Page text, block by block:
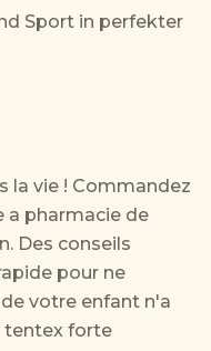
Sport in perfekter
la vie ! Commandez
a pharmacie de
Des conseils
pour ne
votre enfant n'a
tentex forte